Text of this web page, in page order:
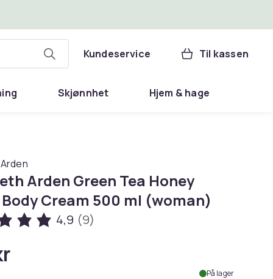
Kundeservice Til kassen
Skjønnhet Hjem & hage
Arden Green Tea Honey
Cream 500 ml (woman)
4,9 (9)
På lager